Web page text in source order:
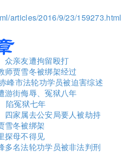
articles/2016/9/23/159273.html
亲友遭拘留殴打
师贾雪冬被绑架经过
峰市法轮功学员被迫害综述
游街侮辱、冤狱八年
陷冤狱七年
家属去公安局要人被劫持
雪冬被绑架
母不得见
名法轮功学员被非法判刑